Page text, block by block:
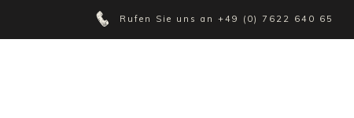
Rufen Sie uns an +49 (0) 7622 640 65